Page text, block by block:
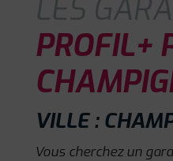
LES
PROFIL+
VILLE :
Vous cherchez un